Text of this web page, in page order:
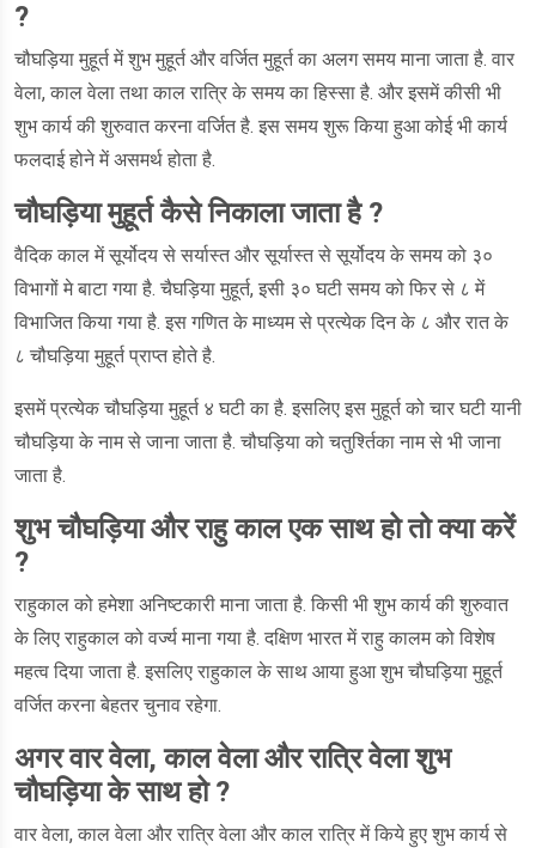
?
चौघड़िया मुहूर्त में शुभ मुहूर्त और वर्जित मुहूर्त का अलग समय माना जाता है. वार
वेला, काल वेला तथा काल रात्रि के समय का हिस्सा है. और इसमें कीसी भी
शुभ कार्य की शुरुवात करना वर्जित है. इस समय शुरू किया हुआ कोई भी कार्य
फलदाई होने में असमर्थ होता है.
चौघड़िया मुहूर्त कैसे निकाला जाता है ?
वैदिक काल में सूर्योदय से सर्यास्त और सूर्यास्त से सूर्योदय के समय को ३०
विभागों मे बाटा गया है. चैघड़िया मुहूर्त, इसी ३० घटी समय को फिर से ८ में
विभाजित किया गया है. इस गणित के माध्यम से प्रत्येक दिन के ८ और रात के
८ चौघड़िया मुहूर्त प्राप्त होते है.
इसमें प्रत्येक चौघड़िया मुहूर्त ४ घटी का है. इसलिए इस मुहूर्त को चार घटी यानी
चौघड़िया के नाम से जाना जाता है. चौघड़िया को चतुर्श्तिका नाम से भी जाना
जाता है.
शुभ चौघड़िया और राहु काल एक साथ हो तो क्या करें
?
राहुकाल को हमेशा अनिष्टकारी माना जाता है. किसी भी शुभ कार्य की शुरुवात
के लिए राहुकाल को वर्ज्य माना गया है. दक्षिण भारत में राहु कालम को विशेष
महत्व दिया जाता है. इसलिए राहुकाल के साथ आया हुआ शुभ चौघड़िया मुहूर्त
वर्जित करना बेहतर चुनाव रहेगा.
अगर वार वेला, काल वेला और रात्रि वेला शुभ
चौघड़िया के साथ हो ?
वार वेला, काल वेला और रात्रि वेला और काल रात्रि में किये हुए शुभ कार्य से